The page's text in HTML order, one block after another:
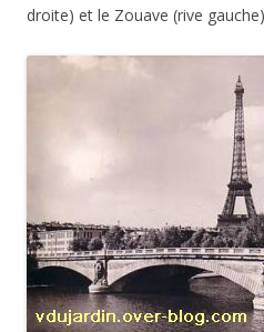
droite) et le Zouave (rive